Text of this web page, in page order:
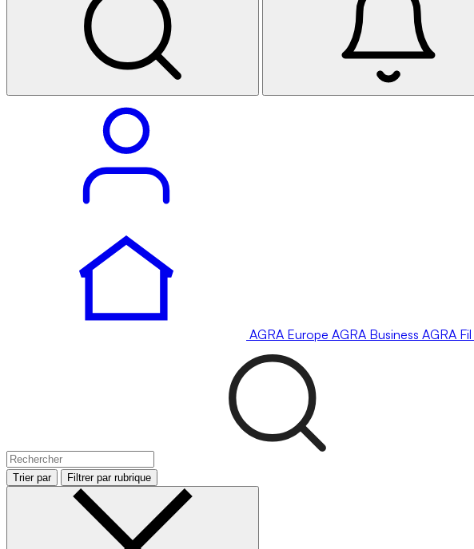
AGRA Europe AGRA Business AGRA Fil
Trier par Filtrer par rubrique